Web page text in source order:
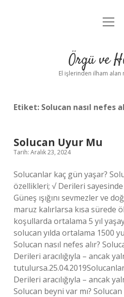
Anasayfa
Yasal
Örgü ve
El işlerinden ilham alan
Etiket: Solucan nasıl nefes
Solucan Uyur Mu
Tarih: Aralık 23, 2024
Solucanlar kaç gün yaşar?
özellikleri; √ Derileri
Güneş ışığını sevmezler ve
maruz kalırlarsa kısa sürede
koşullarda ortalama 5 yıl
solucan yılda ortalama 1500
Solucan nasıl nefes alır?
Derileri aracılığıyla – ancak
Derileri aracılığıyla – ancak
Solucan beyni var mı?